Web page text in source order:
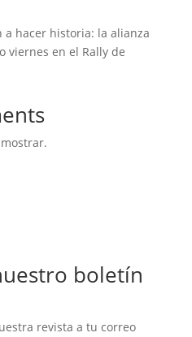
a hacer historia: la alianza
viernes en el Rally de
boletín
revista a tu correo